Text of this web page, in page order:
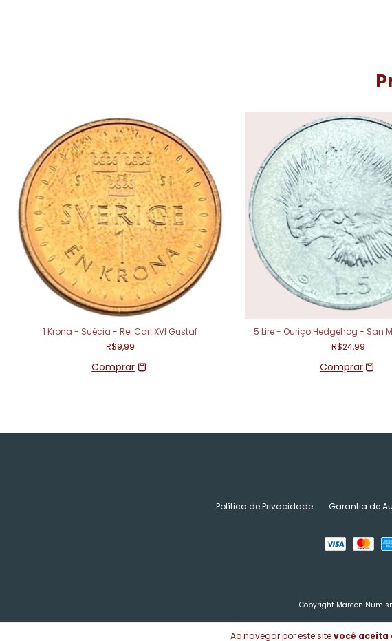
Ao navegar por este sitevocê aceita
1 Krona - Suécia - Rei Carl XVI Gustaf
R$9,99
5 Lire - Ouriço Hedgehog - San
R$24,99
Política de Privacidade Garantia de
Copyright Marcon